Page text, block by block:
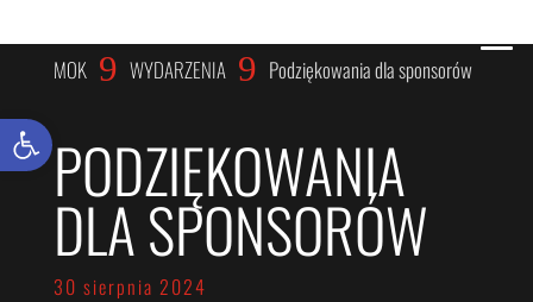
MOK 9 WYDARZENIA 9 Podziękowania dla sponsorów
PODZIĘKOWANIA
DLA SPONSORÓW
30 sierpnia 2024
Otwórz pasek narzędzi